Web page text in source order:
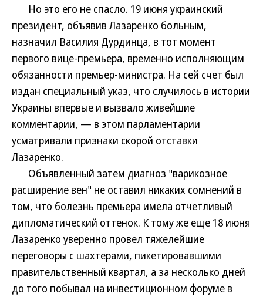
Но это его не спасло. 19 июня украинский
президент, объявив Лазаренко больным,
назначил Василия Дурдинца, в тот момент
первого вице-премьера, временно исполняющим
обязанности премьер-министра. На сей счет был
издан специальный указ, что случилось в истории
Украины впервые и вызвало живейшие
комментарии, — в этом парламентарии
усматривали признаки скорой отставки
Лазаренко.
Объявленный затем диагноз "варикозное
расширение вен" не оставил никаких сомнений в
том, что болезнь премьера имела отчетливый
дипломатический оттенок. К тому же еще 18 июня
Лазаренко уверенно провел тяжелейшие
переговоры с шахтерами, пикетировавшими
правительственный квартал, а за несколько дней
до того побывал на инвестиционном форуме в